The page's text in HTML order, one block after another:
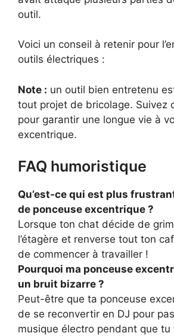
outil.
Voici un conseil à retenir pour
outils électriques :
Note : un outil bien entretenu
tout projet de bricolage. Suivez
pour garantir une longue vie à
excentrique.
FAQ humoristique
Qu’est-ce qui est plus
de ponceuse excentrique ?
Lorsque ton chat décide de
l’étagère et renverse tout ton
de commencer à travailler !
Pourquoi ma ponceuse
un bruit bizarre ?
Peut-être que ta ponceuse
de se reconvertir en DJ pour
musique électro pendant que tu